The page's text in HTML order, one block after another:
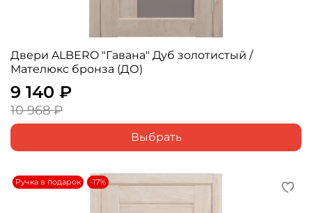
Двери ALBERO "Гавана" Дуб золотистый /
Мателюкс бронза (ДО)
9 140 ₽
10 968 ₽
Выбрать
Ручка в подарок -17%